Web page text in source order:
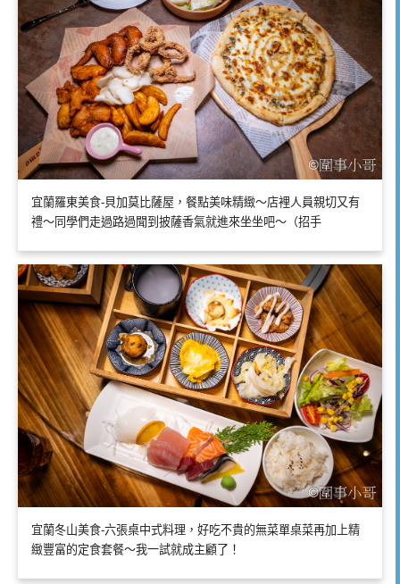
宜蘭羅東美食-貝加莫比薩屋，餐點美味精緻～店裡人員親切又有
禮～同學們走過路過聞到披薩香氣就進來坐坐吧～（招手
宜蘭冬山美食-六張桌中式料理，好吃不貴的無菜單桌菜再加上精
緻豐富的定食套餐～我一試就成主顧了！